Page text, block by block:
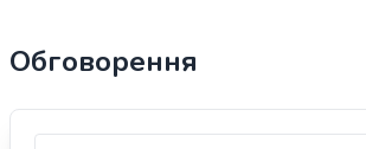
Обговорення